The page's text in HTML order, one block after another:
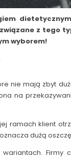
z tego
wyborem!
nie mają zbyt
na
ramach klient
dużą
Firmy